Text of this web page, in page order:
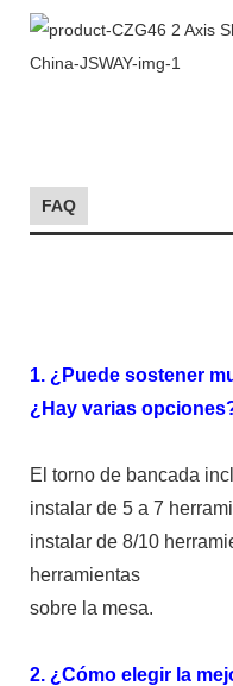
FAQ
1. ¿Puede sostener
¿Hay varias
El torno de bancada
instalar de 5 a 7
instalar de 8/10
herramientas
sobre la mesa.
2. ¿Cómo elegir la